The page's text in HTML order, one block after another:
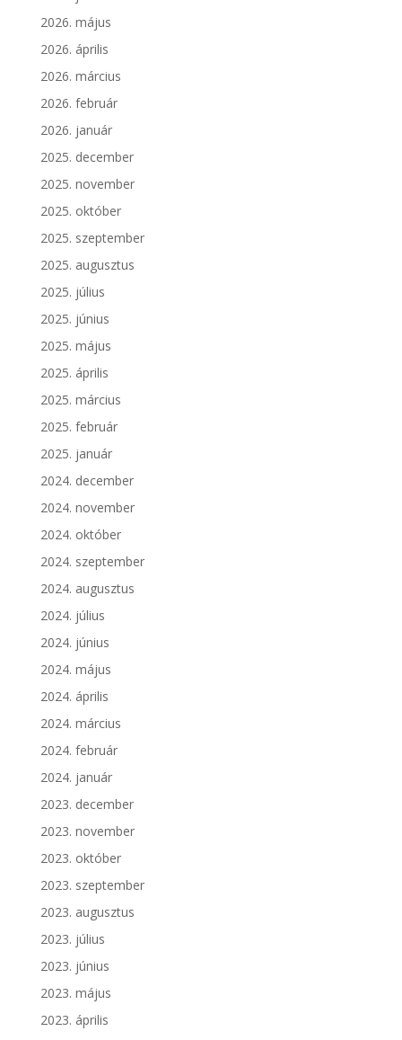
2026. május
2026. április
2026. március
2026. február
2026. január
2025. december
2025. november
2025. október
2025. szeptember
2025. augusztus
2025. július
2025. június
2025. május
2025. április
2025. március
2025. február
2025. január
2024. december
2024. november
2024. október
2024. szeptember
2024. augusztus
2024. július
2024. június
2024. május
2024. április
2024. március
2024. február
2024. január
2023. december
2023. november
2023. október
2023. szeptember
2023. augusztus
2023. július
2023. június
2023. május
2023. április